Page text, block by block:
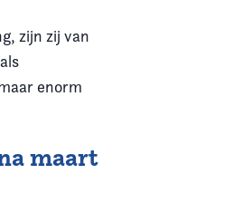
zijn zij van
enorm
maart